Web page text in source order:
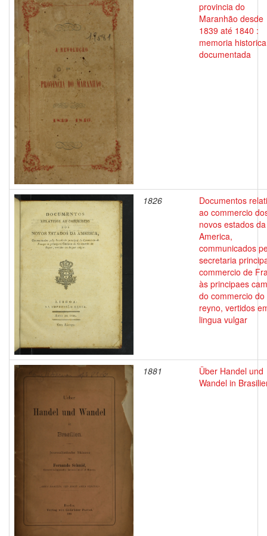
provincia do
Maranhão desde
1839 até 1840 :
memoria
documentada
1826
Documentos
ao commercio
novos estados da
America,
communicados
secretaria
commercio de
às principaes
do commercio do
reyno, vertidos
lingua vulgar
1881
Über Handel und
Wandel in